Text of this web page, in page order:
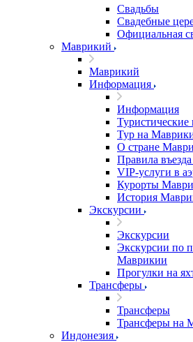
Свадьбы
Свадебные
Официальная
Маврикий
Маврикий
Информация
Информация
Тур на
О стране
Правила
VIP-услуги в
Курорты
История
Экскурсии
Экскурсии
Экскурсии по
Маврикии
Прогулки на
Трансферы
Трансферы
Трансферы на
Индонезия